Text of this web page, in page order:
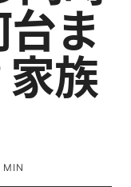
ま
族
MIN